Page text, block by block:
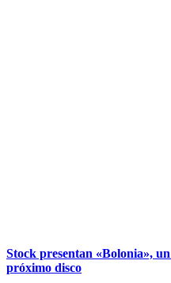
Stock presentan «Bolonia»,
próximo disco